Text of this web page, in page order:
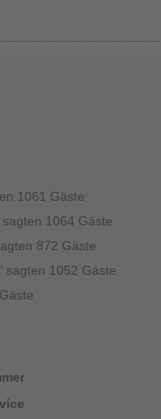
1061 Gäste
sagten 1064 Gäste
872 Gäste
” sagten 1052 Gäste